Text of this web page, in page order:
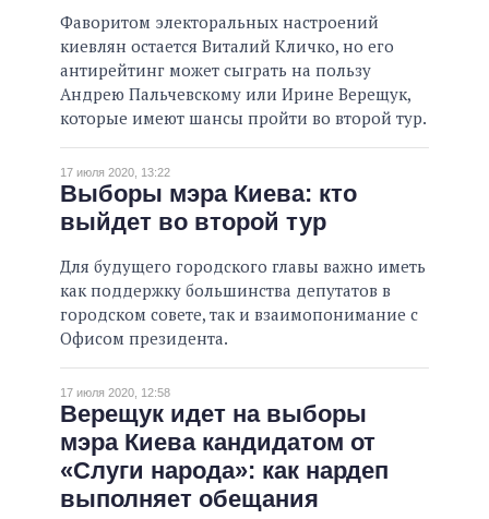
Фаворитом электоральных настроений
киевлян остается Виталий Кличко, но его
антирейтинг может сыграть на пользу
Андрею Пальчевскому или Ирине Верещук,
которые имеют шансы пройти во второй тур.
17 июля 2020, 13:22
Выборы мэра Киева: кто
выйдет во второй тур
Для будущего городского главы важно иметь
как поддержку большинства депутатов в
городском совете, так и взаимопонимание с
Офисом президента.
17 июля 2020, 12:58
Верещук идет на выборы
мэра Киева кандидатом от
«Слуги народа»: как нардеп
выполняет обещания